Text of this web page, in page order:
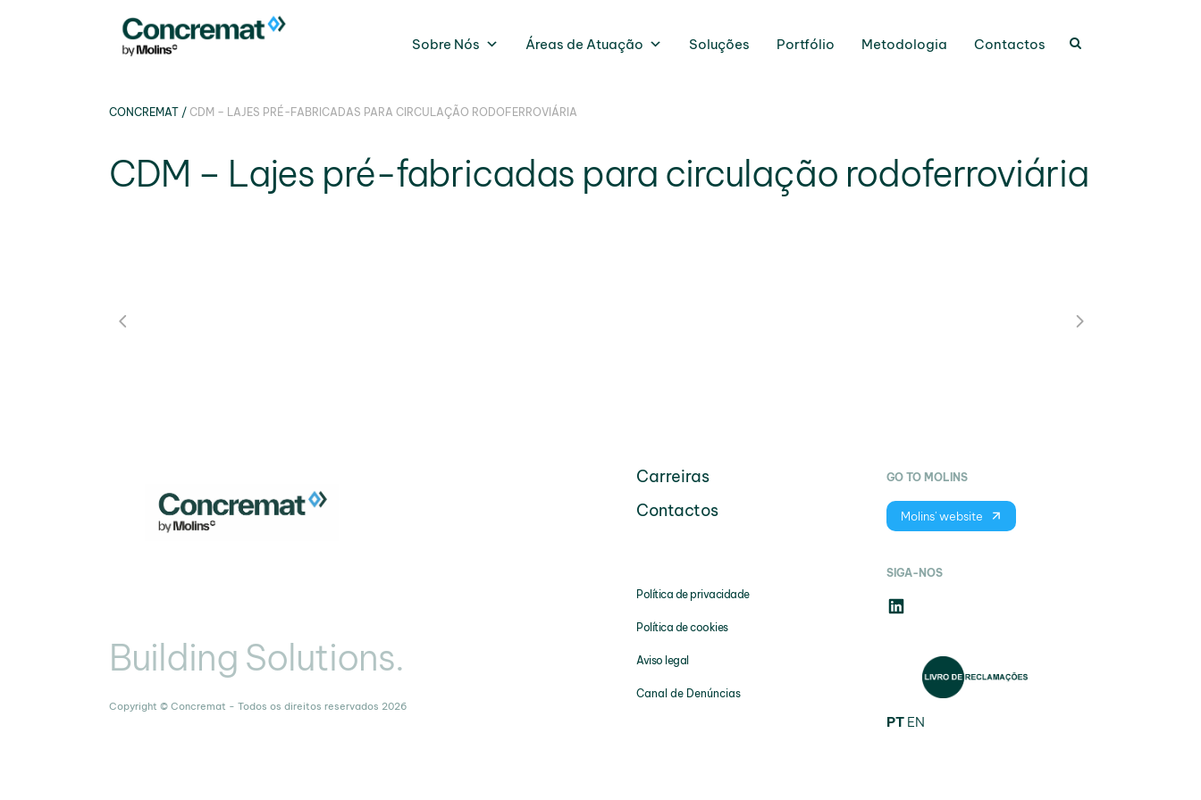
Sobre Nós Áreas de Atuação Soluções Portfólio Metodologia Contactos
CONCREMAT / CDM – LAJES PRÉ-FABRICADAS PARA CIRCULAÇÃO RODOFERROVIÁRIA
CDM – Lajes pré-fabricadas para circulação rodoferroviária
Building Solutions.
Copyright © Concremat - Todos os direitos reservados 2026
Carreiras
Contactos
Política de privacidade
Política de cookies
Aviso legal
Canal de Denúncias
GO TO MOLINS
Molins' website
SIGA-NOS
LinkedIn
PT EN